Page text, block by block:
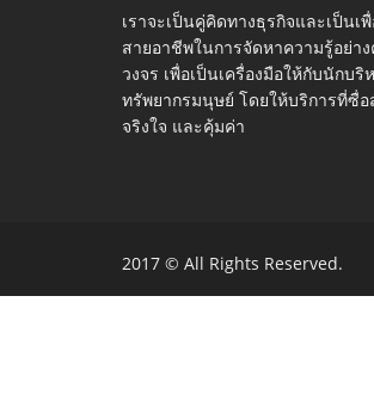
เราจะเป็นคู่คิดทางธุรกิจและเป็นเ
สายอาชีพในการจัดหาความรู้อย่า
วงจร เพื่อเป็นเครื่องมือให้กับนักบริ
ทรัพยากรมนุษย์ โดยให้บริการที่ซื่อ
จริงใจ และคุ้มค่า
2017 © All Rights Reserved.